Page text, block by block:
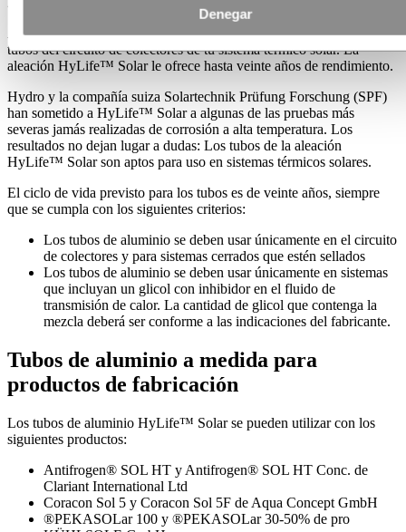
Denegar
Asegúrate de elegir la aleación de aluminio más adecuada para los
tubos del circuito de colectores de tu sistema térmico solar. La
aleación HyLife™ Solar le ofrece hasta veinte años de rendimiento.
Hydro y la compañía suiza Solartechnik Prüfung Forschung (SPF)
han sometido a HyLife™ Solar a algunas de las pruebas más
severas jamás realizadas de corrosión a alta temperatura. Los
resultados no dejan lugar a dudas: Los tubos de la aleación
HyLife™ Solar son aptos para uso en sistemas térmicos solares.
El ciclo de vida previsto para los tubos es de veinte años, siempre
que se cumpla con los siguientes criterios:
Los tubos de aluminio se deben usar únicamente en el circuito
de colectores y para sistemas cerrados que estén sellados
Los tubos de aluminio se deben usar únicamente en sistemas
que incluyan un glicol con inhibidor en el fluido de
transmisión de calor. La cantidad de glicol que contenga la
mezcla deberá ser conforme a las indicaciones del fabricante.
Tubos de aluminio a medida para
productos de fabricación
Los tubos de aluminio HyLife™ Solar se pueden utilizar con los
siguientes productos:
Antifrogen® SOL HT y Antifrogen® SOL HT Conc. de
Clariant International Ltd
Coracon Sol 5 y Coracon Sol 5F de Aqua Concept GmbH
®PEKASOLar 100 y ®PEKASOLar 30-50% de pro